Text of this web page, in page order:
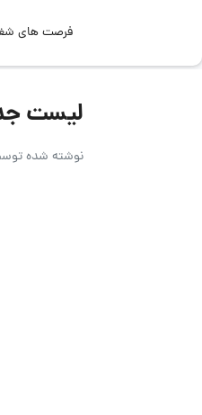
فرصت های
لیست
نوشته شده